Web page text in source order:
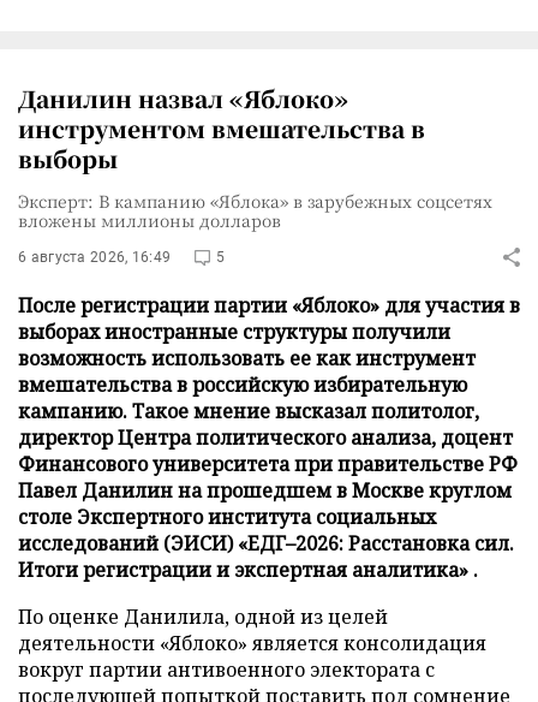
Данилин назвал «Яблоко»
инструментом вмешательства в
выборы
Эксперт: В кампанию «Яблока» в зарубежных соцсетях
вложены миллионы долларов
6 августа 2026, 16:49 5
После регистрации партии «Яблоко» для участия в
выборах иностранные структуры получили
возможность использовать ее как инструмент
вмешательства в российскую избирательную
кампанию. Такое мнение высказал политолог,
директор Центра политического анализа, доцент
Финансового университета при правительстве РФ
Павел Данилин на прошедшем в Москве круглом
столе Экспертного института социальных
исследований (ЭИСИ) «ЕДГ–2026: Расстановка сил.
Итоги регистрации и экспертная аналитика» .
По оценке Данилила, одной из целей
деятельности «Яблоко» является консолидация
вокруг партии антивоенного электората с
последующей попыткой поставить под сомнение